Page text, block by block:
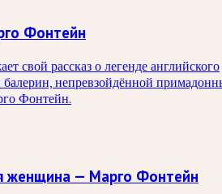
Фонтейн
свой рассказ о легенде английского
балерин, непревзойдённой
Фонтейн.
женщина — Марго Фонтейн